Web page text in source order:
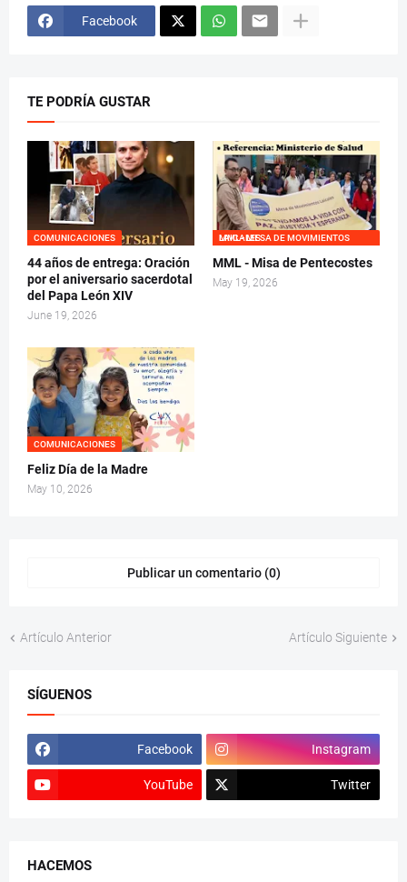
Facebook
TE PODRÍA GUSTAR
COMUNICACIONES
44 años de entrega: Oración
por el aniversario sacerdotal
del Papa León XIV
June 19, 2026
MML - MESA DE MOVIMIENTOS LAICALES
MML - Misa de Pentecostes
May 19, 2026
COMUNICACIONES
Feliz Día de la Madre
May 10, 2026
Publicar un comentario (0)
Artículo Anterior Artículo Siguiente
SÍGUENOS
Facebook Instagram
YouTube Twitter
HACEMOS